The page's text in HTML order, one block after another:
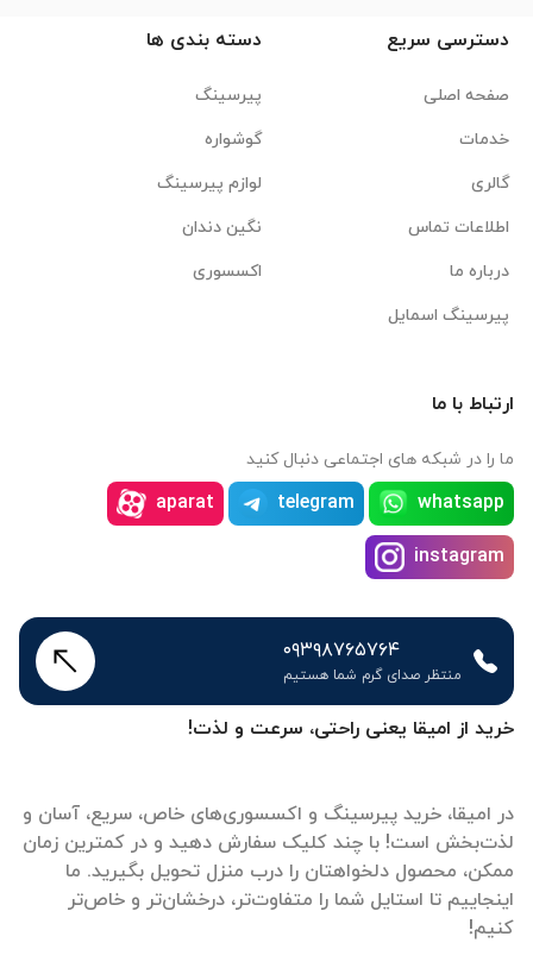
خرید از امیقا یعنی راحتی، سرعت و لذت!
در امیقا، خرید پیرسینگ و اکسسوری‌های خاص، سریع، آسان و
لذت‌بخش است! با چند کلیک سفارش دهید و در کمترین زمان
ممکن، محصول دلخواهتان را درب منزل تحویل بگیرید. ما
اینجاییم تا استایل شما را متفاوت‌تر، درخشان‌تر و خاص‌تر
دسترسی سریع
صفحه اصلی
خدمات
گالری
اطلاعات تماس
درباره ما
پیرسینگ اسمایل
دسته بندی ها
پیرسینگ
گوشواره
لوازم پیرسینگ
نگین دندان
اکسسوری
ارتباط با ما
ما را در شبکه های اجتماعی دنبال کنید
whatsapp
telegram
aparat
instagram
۰۹۳۹۸۷۶۵۷۶۴
منتظر صدای گرم شما هستیم